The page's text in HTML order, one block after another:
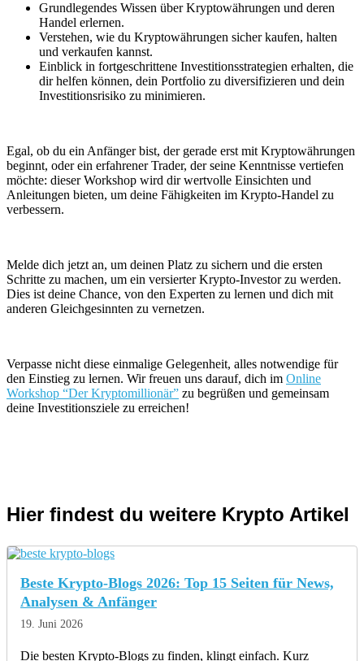
Grundlegendes Wissen über Kryptowährungen und deren
Handel erlernen.
Verstehen, wie du Kryptowährungen sicher kaufen, halten
und verkaufen kannst.
Einblick in fortgeschrittene Investitionsstrategien erhalten, die
dir helfen können, dein Portfolio zu diversifizieren und dein
Investitionsrisiko zu minimieren.
Egal, ob du ein Anfänger bist, der gerade erst mit Kryptowährungen
beginnt, oder ein erfahrener Trader, der seine Kenntnisse vertiefen
möchte: dieser Workshop wird dir wertvolle Einsichten und
Anleitungen bieten, um deine Fähigkeiten im Krypto-Handel zu
verbessern.
Melde dich jetzt an, um deinen Platz zu sichern und die ersten
Schritte zu machen, um ein versierter Krypto-Investor zu werden.
Dies ist deine Chance, von den Experten zu lernen und dich mit
anderen Gleichgesinnten zu vernetzen.
Verpasse nicht diese einmalige Gelegenheit, alles notwendige für
den Einstieg zu lernen. Wir freuen uns darauf, dich im Online
Workshop “Der Kryptomillionär” zu begrüßen und gemeinsam
deine Investitionsziele zu erreichen!
Hier findest du weitere Krypto Artikel
Beste Krypto-Blogs 2026: Top 15 Seiten für News,
Analysen & Anfänger
19. Juni 2026
Die besten Krypto-Blogs zu finden, klingt einfach. Kurz